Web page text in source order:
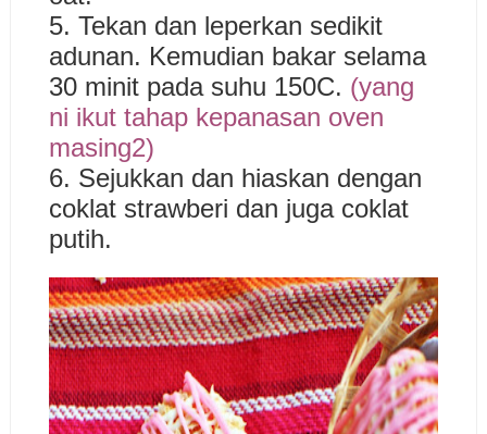
5. Tekan dan leperkan sedikit
adunan. Kemudian bakar selama
30 minit pada suhu 150C. (yang
ni ikut tahap kepanasan oven
masing2)
6. Sejukkan dan hiaskan dengan
coklat strawberi dan juga coklat
putih.